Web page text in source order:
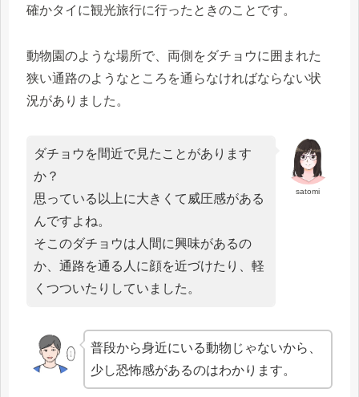
確かタイに観光旅行に行ったときのことです。
動物園のような場所で、両側をダチョウに囲まれた
狭い通路のようなところを通らなければならない状
況がありました。
satomi
ダチョウを間近で見たことがあります
か？
思っている以上に大きくて威圧感がある
んですよね。
そこのダチョウは人間に興味があるの
か、通路を通る人に顔を近づけたり、軽
くつついたりしていました。
普段から身近にいる動物じゃないから、
少し恐怖感があるのはわかります。